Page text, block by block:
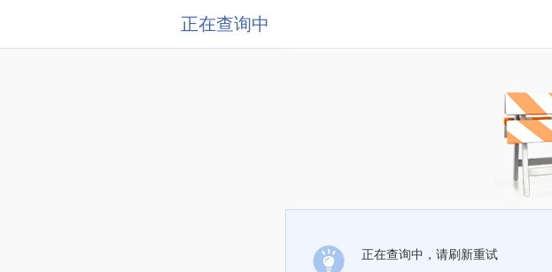
正在查询中
正在查询中，请刷新重试